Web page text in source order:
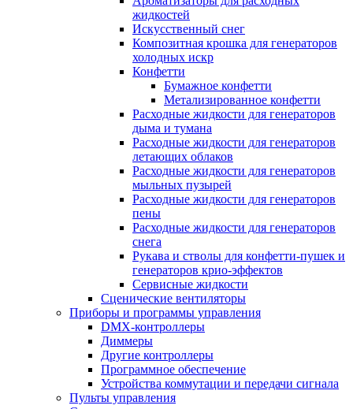
жидкостей
Искусственный снег
Композитная крошка для генераторов
холодных искр
Конфетти
Бумажное конфетти
Метализированное конфетти
Расходные жидкости для генераторов
дыма и тумана
Расходные жидкости для генераторов
летающих облаков
Расходные жидкости для генераторов
мыльных пузырей
Расходные жидкости для генераторов
пены
Расходные жидкости для генераторов
снега
Рукава и стволы для конфетти-пушек и
генераторов крио-эффектов
Сервисные жидкости
Сценические вентиляторы
Приборы и программы управления
DMX-контроллеры
Диммеры
Другие контроллеры
Программное обеспечение
Устройства коммутации и передачи сигнала
Пульты управления